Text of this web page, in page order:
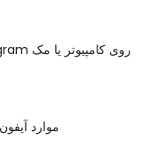
نحوه استفاده از Instagram روی کامپیوتر یا مک
3 موارد